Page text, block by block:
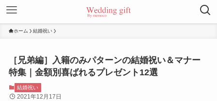
ホーム 結婚祝い
［兄弟編］入籍のみパターンの結婚祝い＆マナー
特集｜金額別喜ばれるプレゼント12選
結婚祝い
2021年12月17日